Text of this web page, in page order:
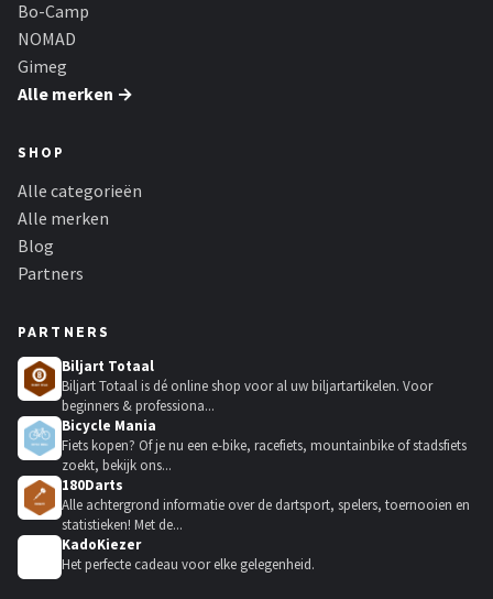
Bo-Camp
NOMAD
Gimeg
Alle merken →
SHOP
Alle categorieën
Alle merken
Blog
Partners
PARTNERS
Biljart Totaal
Biljart Totaal is dé online shop voor al uw biljartartikelen. Voor
beginners & professiona...
Bicycle Mania
Fiets kopen? Of je nu een e-bike, racefiets, mountainbike of stadsfiets
zoekt, bekijk ons...
180Darts
Alle achtergrond informatie over de dartsport, spelers, toernooien en
statistieken! Met de...
KadoKiezer
Het perfecte cadeau voor elke gelegenheid.